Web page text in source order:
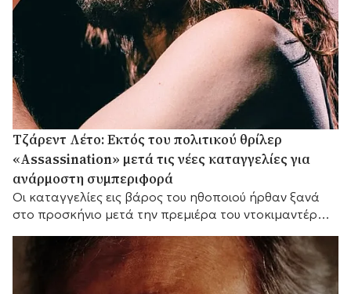
Τζάρεντ Λέτο: Εκτός του πολιτικού θρίλερ
«Assassination» μετά τις νέες καταγγελίες για
ανάρμοστη συμπεριφορά
Οι καταγγελίες εις βάρος του ηθοποιού ήρθαν ξανά
στο προσκήνιο μετά την πρεμιέρα του ντοκιμαντέρ